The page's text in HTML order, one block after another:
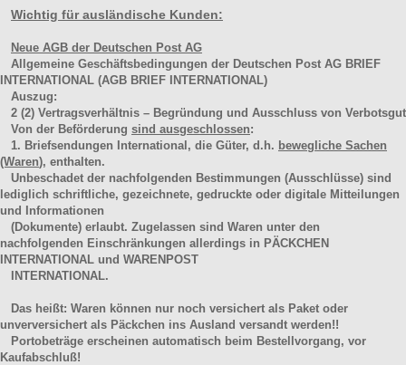
Wichtig für ausländische Kunden:
Neue AGB der Deutschen Post AG
Allgemeine Geschäftsbedingungen der Deutschen Post AG BRIEF
INTERNATIONAL (AGB BRIEF INTERNATIONAL)
Auszug:
2 (2) Vertragsverhältnis – Begründung und Ausschluss von Verbotsgut
Von der Beförderung sind ausgeschlossen:
1. Briefsendungen International, die Güter, d.h. bewegliche Sachen
(Waren), enthalten.
Unbeschadet der nachfolgenden Bestimmungen (Ausschlüsse) sind
lediglich schriftliche, gezeichnete, gedruckte oder digitale Mitteilungen
und Informationen
(Dokumente) erlaubt. Zugelassen sind Waren unter den
nachfolgenden Einschränkungen allerdings in PÄCKCHEN
INTERNATIONAL und WARENPOST
INTERNATIONAL.
Das heißt: Waren können nur noch versichert als Paket oder
unverversichert als Päckchen ins Ausland versandt werden!!
Portobeträge erscheinen automatisch beim Bestellvorgang, vor
Kaufabschluß!